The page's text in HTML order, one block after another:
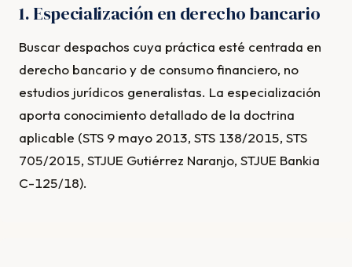
1. Especialización en derecho bancario
Buscar despachos cuya práctica esté centrada en
derecho bancario y de consumo financiero, no
estudios jurídicos generalistas. La especialización
aporta conocimiento detallado de la doctrina
aplicable (STS 9 mayo 2013, STS 138/2015, STS
705/2015, STJUE Gutiérrez Naranjo, STJUE Bankia
C-125/18).